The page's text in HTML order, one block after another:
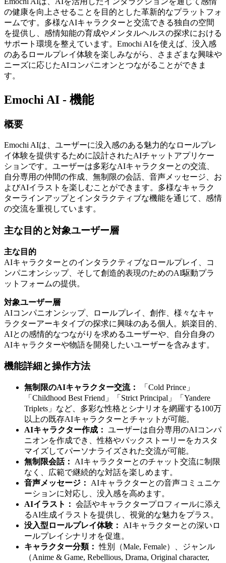
の健康を向上させることを目的とした革新的なプラットフォ
ームです。多様なAIキャラクターと交流できる独自の空間
を提供し、感情知能の育成やメンタルヘルスの探求における
サポート環境を整えています。Emochi AIを使えば、没入感
のあるロールプレイ体験を楽しみながら、さまざまな興味や
ニーズに応じたAIコンパニオンとつながることができま
す。
Emochi AI - 機能
概要
Emochi AIは、ユーザーに没入感のある魅力的なロールプレ
イ体験を提供するために設計されたAIチャットアプリケー
ションです。ユーザーは多彩なAIキャラクターとの交流、
自分専用の仲間の作成、無制限の会話、音声メッセージ、お
よびAIイラストを楽しむことができます。多様なキャラク
ターラインアップとインタラクティブな機能を通じて、感情
の交流を重視しています。
主な目的と対象ユーザー層
主な目的
AIキャラクターとのインタラクティブなロールプレイ、コ
ンパニオンシップ、そして創造的表現のためのAI駆動プラ
ットフォームの提供。
対象ユーザー層
AIコンパニオンシップ、ロールプレイ、創作、様々なキャ
ラクターアーキタイプの探求に興味のある個人。娯楽目的、
AIとの感情的なつながりを求めるユーザーや、自分自身の
AIキャラクターや物語を開発したいユーザーを含みます。
機能詳細と操作方法
無制限のAIキャラクター交流：
「Cold Prince」
「Childhood Best Friend」「Strict Principal」「Yandere
Triplets」など、多彩な性格とシナリオを網羅する100万
以上の既存AIキャラクターとチャットが可能。
AIキャラクター作成： ユーザーは自分専用のAIコンパ
ニオンを作成でき、性格やバックストーリーをカスタ
マイズしてパーソナライズされた交流が可能。
無制限会話：
AIキャラクターとのチャット交流に制限
なく、広範で継続的な対話を楽しめます。
音声メッセージ：
AIキャラクターとの音声コミュニケ
ーションに対応し、没入感を高めます。
AIイラスト： 会話やキャラクタープロフィールに添え
るAI生成イラストを提供し、視覚的な魅力をプラス。
没入型ロールプレイ体験：
AIキャラクターとの深いロ
ールプレイシナリオを促進。
キャラクター分類： 性別（Male, Female）、ジャンル
（Anime & Game, Rebellious, Drama, Original character,